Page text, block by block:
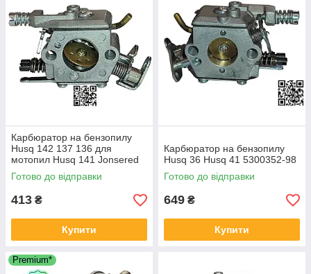
Карбюратор на бензопилу
Husq 142 137 136 для
мотопил Husq 141 Jonsered
2036 2040 5300719-87
5300354-82 5300696-29
Готово до відправки
413 ₴
Купити
Карбюратор на бензопилу
Husq 36 Husq 41 5300352-98
Готово до відправки
649 ₴
Купити
Premium*